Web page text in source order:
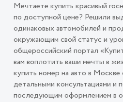
Мечтаете купить красивый
по доступной цене? Решили
одинаковых автомобилей и
окружающим свой статус и
общероссийский портал
вам воплотить ваши мечты в
купить номер на авто в Москве
детальными консультациями и
последующим оформлением в